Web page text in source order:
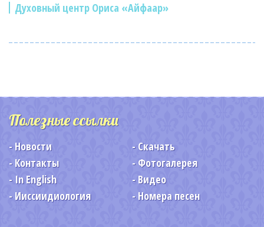
Духовный центр Ориса «Айфаар»
Полезные ссылки
Новости
Скачать
Контакты
Фотогалерея
In English
Видео
Ииссиидиология
Номера песен